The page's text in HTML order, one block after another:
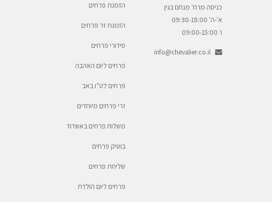
הזמנת פרחים
הזמנת זר פרחים
סידורי פרחים
פרחים ליום האהבה
פרחים לט”ו באב
זרי פרחים מיוחדים
משלוח פרחים באשדוד
בוטיק פרחים
שליחת פרחים
פרחים ליום הולדת
כניסה מרח' מנחם בגין
א'-ה' 09:30-18:00
ו' 09:00-15:00
info@chevalier.co.il